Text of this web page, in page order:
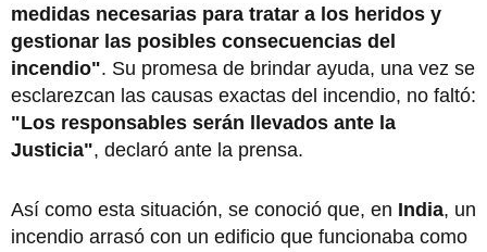
medidas necesarias para tratar a los heridos y
gestionar las posibles consecuencias del
incendio". Su promesa de brindar ayuda, una vez se
esclarezcan las causas exactas del incendio, no faltó:
"Los responsables serán llevados ante la
Justicia", declaró ante la prensa.
Así como esta situación, se conoció que, en India, un
incendio arrasó con un edificio que funcionaba como